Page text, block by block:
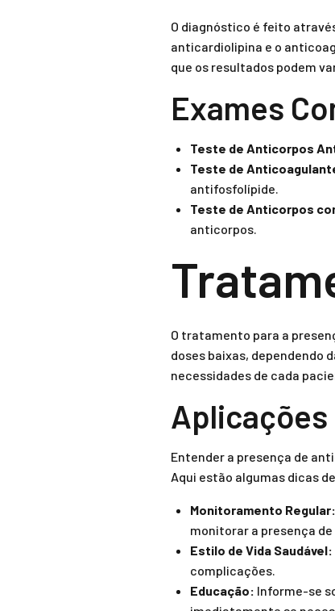
O diagnóstico é feito
anticardiolipina e o
que os resultados podem
Exames
Teste de Anticorpos
Teste de
antifosfolípide.
Teste de Anticorpos
anticorpos.
O tratamento para a
doses baixas, dependendo
necessidades de cada
Entender a presença de
Aqui estão algumas dicas
Monitoramento Regular:
monitorar a presença
Estilo de Vida Saudável:
complicações.
Educação: Informe-se